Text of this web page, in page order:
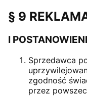
§ 9
I
Sprzedawca
zgodność
przez